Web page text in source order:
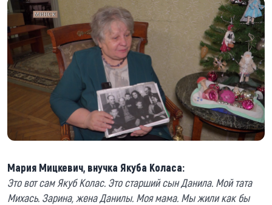
Мария Мицкевич, внучка Якуба Коласа:
Это вот сам Якуб Колас. Это старший сын Данила. Мой тата
Михась. Зарина, жена Данилы. Моя мама. Мы жили как бы